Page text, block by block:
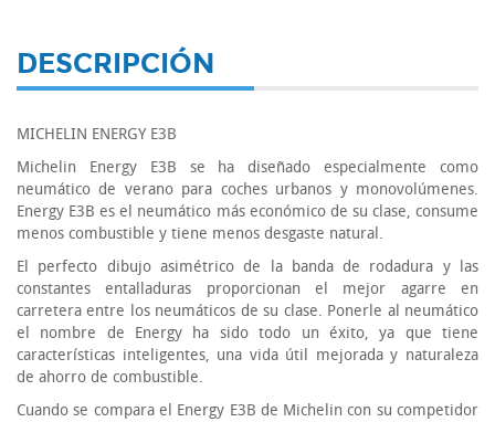
DESCRIPCIÓN
MICHELIN ENERGY E3B
Michelin Energy E3B se ha diseñado especialmente como
neumático de verano para coches urbanos y monovolúmenes.
Energy E3B es el neumático más económico de su clase, consume
menos combustible y tiene menos desgaste natural.
El perfecto dibujo asimétrico de la banda de rodadura y las
constantes entalladuras proporcionan el mejor agarre en
carretera entre los neumáticos de su clase. Ponerle al neumático
el nombre de Energy ha sido todo un éxito, ya que tiene
características inteligentes, una vida útil mejorada y naturaleza
de ahorro de combustible.
Cuando se compara el Energy E3B de Michelin con su competidor